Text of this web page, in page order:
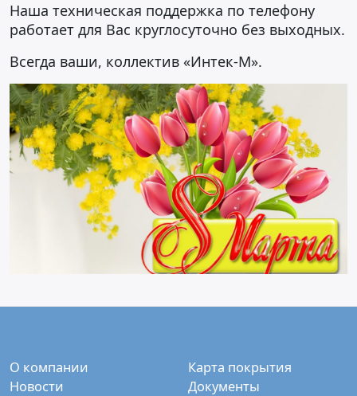
Наша техническая поддержка по телефону
работает для Вас круглосуточно без выходных.
Всегда ваши, коллектив «Интек-М».
О компании
Новости
Карта покрытия
Документы